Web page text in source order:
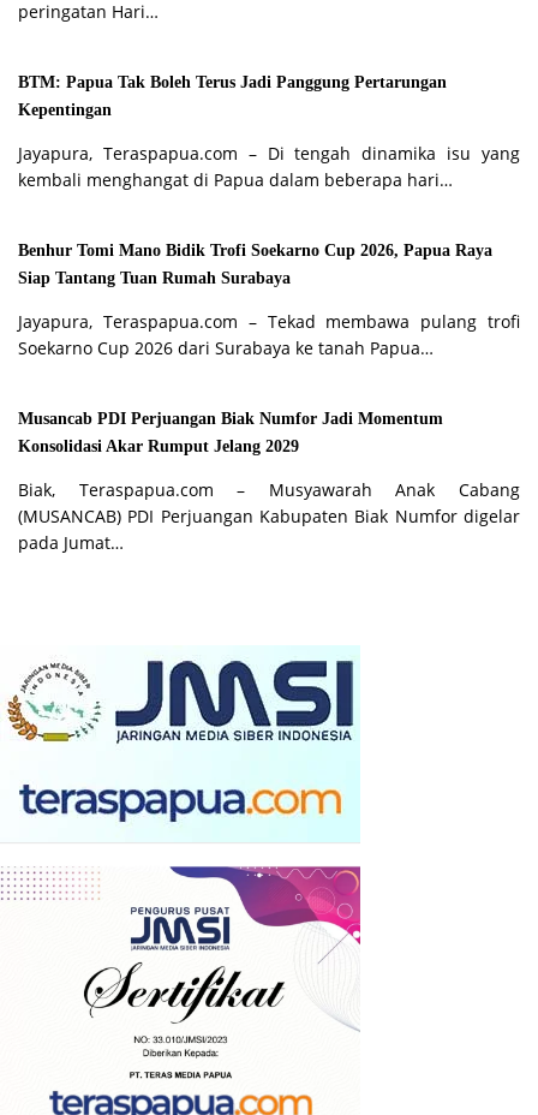
peringatan Hari…
BTM: Papua Tak Boleh Terus Jadi Panggung Pertarungan
Kepentingan
Jayapura, Teraspapua.com – Di tengah dinamika isu yang
kembali menghangat di Papua dalam beberapa hari…
Benhur Tomi Mano Bidik Trofi Soekarno Cup 2026, Papua Raya
Siap Tantang Tuan Rumah Surabaya
Jayapura, Teraspapua.com – Tekad membawa pulang trofi
Soekarno Cup 2026 dari Surabaya ke tanah Papua…
Musancab PDI Perjuangan Biak Numfor Jadi Momentum
Konsolidasi Akar Rumput Jelang 2029
Biak, Teraspapua.com – Musyawarah Anak Cabang
(MUSANCAB) PDI Perjuangan Kabupaten Biak Numfor digelar
pada Jumat…